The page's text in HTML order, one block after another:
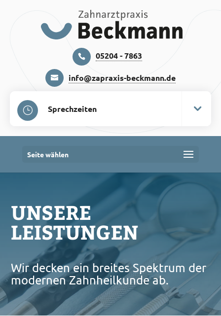
05204 - 7863
info@zapraxis-beckmann.de
Sprechzeiten
Seite wählen
UNSERE
LEISTUNGEN
Wir decken ein breites Spektrum der
modernen Zahnheilkunde ab.